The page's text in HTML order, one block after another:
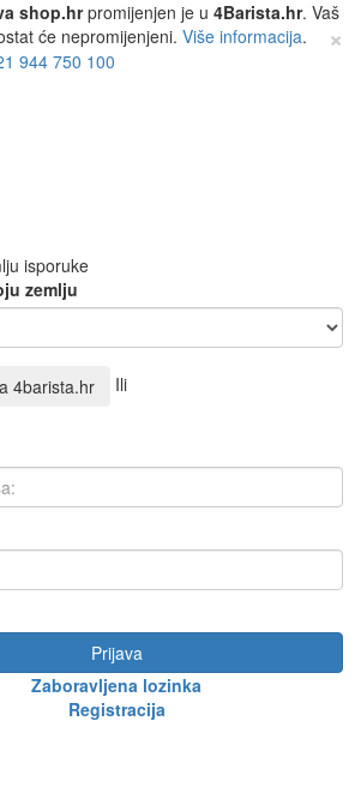
shop.hrpromijenjen je u 4Barista.hr. Vaš
će nepromijenjeni. Više informacija. ×
944 750 100
isporuke
zemlju
4barista.hr Ili
Prijava
Zaboravljena lozinka
Registracija